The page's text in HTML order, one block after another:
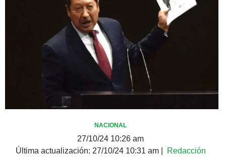
NACIONAL
27/10/24 10:26 am
Última actualización: 27/10/24 10:31 am| Redacción